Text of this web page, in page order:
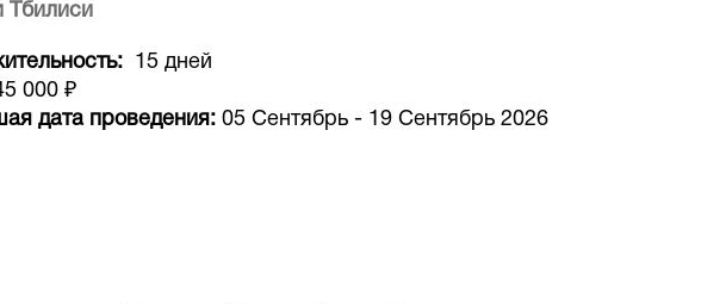
Тбилиси
15 дней
000 ₽
дата проведения
05 Сентябрь - 19 Сентябрь 2026